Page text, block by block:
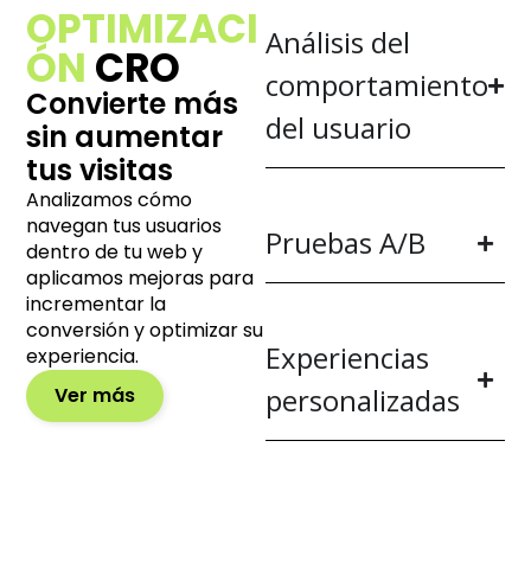
OPTIMIZACI
ÓN CRO
Convierte más
sin aumentar
tus visitas
Analizamos cómo
navegan tus usuarios
dentro de tu web y
aplicamos mejoras para
incrementar la
conversión y optimizar su
experiencia.
Ver más
Análisis del
comportamiento
del usuario
Pruebas A/B
Experiencias
personalizadas